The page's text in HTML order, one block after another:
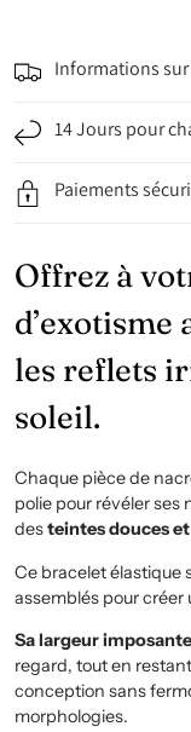
Informations
14 Jours pour
Paiements
Offrez à
d’exotisme
les reflets
soleil.
Chaque pièce de
polie pour révéler ses
desteintes douces
Ce bracelet élastique
assemblés pour créer
Sa largeur
regard, tout en
conception sans
morphologies.